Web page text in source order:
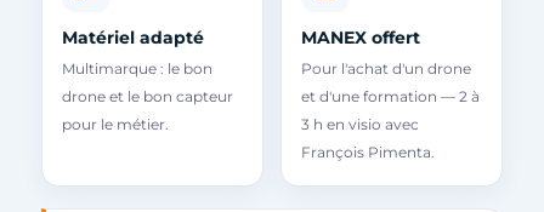
Matériel adapté
Multimarque : le bon
drone et le bon capteur
pour le métier.
MANEX offert
Pour l'achat d'un drone
et d'une formation — 2 à
3 h en visio avec
François Pimenta.